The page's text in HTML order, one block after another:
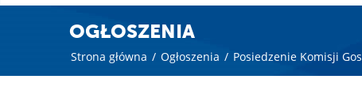
OGŁOSZENIA
Strona główna / Ogłoszenia / Posiedzenie Komisji